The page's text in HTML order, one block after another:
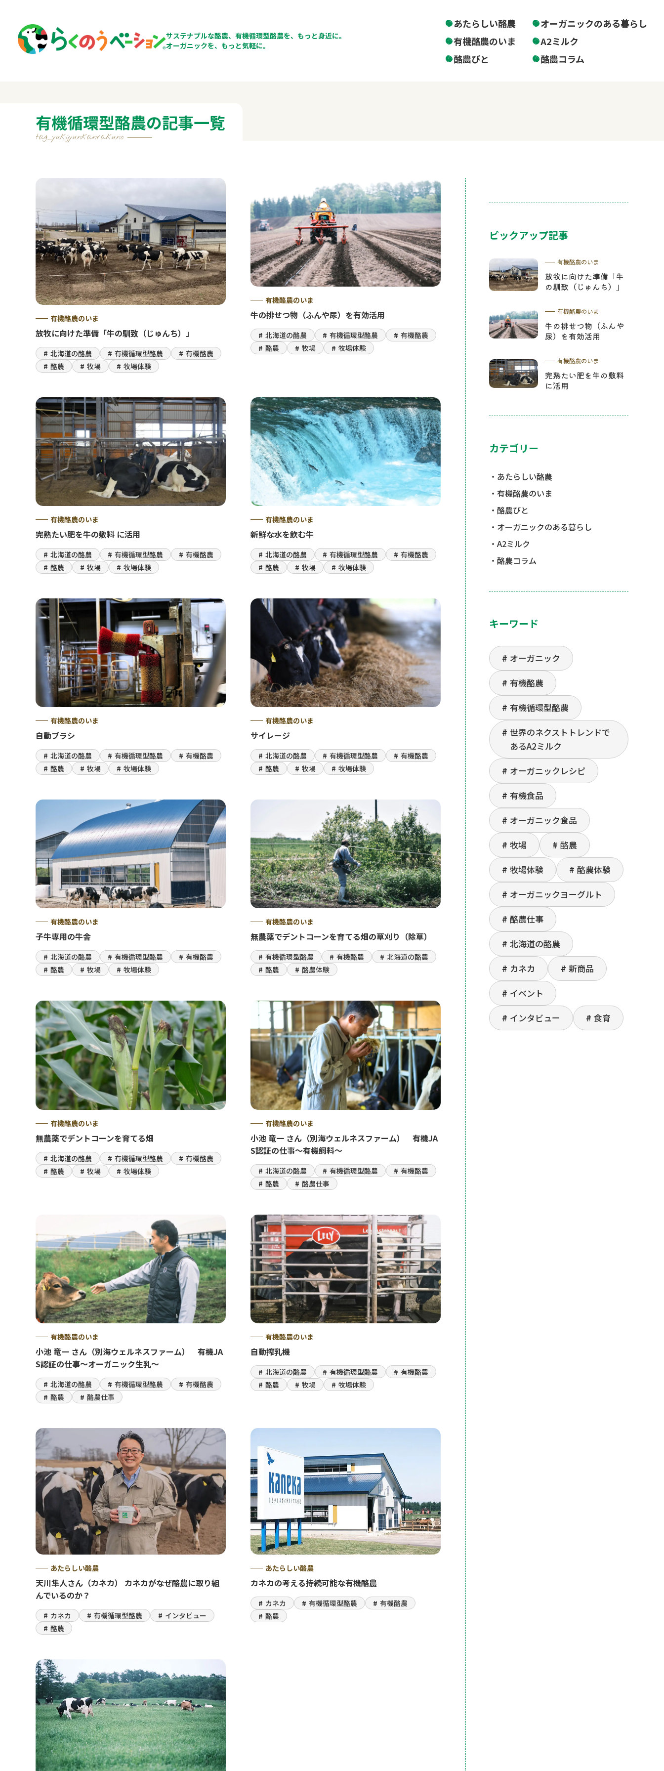
サステナブルな酪農、有機循環型酪農を、もっと身近に。
オーガニックを、もっと気軽に。
あたらしい酪農
有機酪農のいま
酪農びと
オーガニックのある暮らし
A2ミルク
酪農コラム
有機循環型酪農の記事一覧
tag_yukijyunkanrakuno
有機酪農のいま
放牧に向けた準備「牛の馴致（じゅんち）」
北海道の酪農 有機循環型酪農
有機酪農
酪農
牧場 牧場体験
有機酪農のいま
牛の排せつ物（ふんや尿）を有効活用
北海道の酪農 有機循環型酪農
有機酪農
酪農
牧場 牧場体験
有機酪農のいま
完熟たい肥を牛の敷料 に活用
北海道の酪農 有機循環型酪農
有機酪農
酪農
牧場 牧場体験
有機酪農のいま
新鮮な水を飲む牛
北海道の酪農 有機循環型酪農
有機酪農
酪農
牧場 牧場体験
有機酪農のいま
自動ブラシ
北海道の酪農 有機循環型酪農
有機酪農
酪農
牧場 牧場体験
有機酪農のいま
サイレージ
北海道の酪農 有機循環型酪農
有機酪農
酪農
牧場 牧場体験
有機酪農のいま
子牛専用の牛舎
北海道の酪農 有機循環型酪農
有機酪農
酪農
牧場 牧場体験
有機酪農のいま
無農薬でデントコーンを育てる畑の草刈り（除草）
有機循環型酪農 有機酪農
北海道の酪農
酪農
酪農体験
有機酪農のいま
無農薬でデントコーンを育てる畑
北海道の酪農 有機循環型酪農
有機酪農
酪農
牧場 牧場体験
有機酪農のいま
小池 竜一 さん（別海ウェルネスファーム） 有機JA
S認証の仕事～有機飼料～
北海道の酪農 有機循環型酪農
有機酪農
酪農
酪農仕事
有機酪農のいま
小池 竜一 さん（別海ウェルネスファーム） 有機JA
S認証の仕事～オーガニック生乳～
北海道の酪農 有機循環型酪農
有機酪農
酪農
酪農仕事
有機酪農のいま
自動搾乳機
北海道の酪農 有機循環型酪農
有機酪農
酪農
牧場 牧場体験
あたらしい酪農
天川隼人さん（カネカ） カネカがなぜ酪農に取り組
んでいるのか？
カネカ 有機循環型酪農
インタビュー
酪農
あたらしい酪農
カネカの考える持続可能な有機酪農
カネカ 有機循環型酪農
有機酪農
酪農
ピックアップ記事
有機酪農のいま
放牧に向けた準備「牛
の馴致（じゅんち）」
有機酪農のいま
牛の排せつ物（ふんや
尿）を有効活用
有機酪農のいま
完熟たい肥を牛の敷料
に活用
カテゴリー
あたらしい酪農
有機酪農のいま
酪農びと
オーガニックのある暮らし
A2ミルク
酪農コラム
キーワード
オーガニック
有機酪農
有機循環型酪農
世界のネクストトレンドで
あるA2ミルク
オーガニックレシピ
有機食品
オーガニック食品
牧場
酪農
牧場体験
酪農体験
オーガニックヨーグルト
酪農仕事
北海道の酪農
カネカ
新商品
イベント
インタビュー
食育